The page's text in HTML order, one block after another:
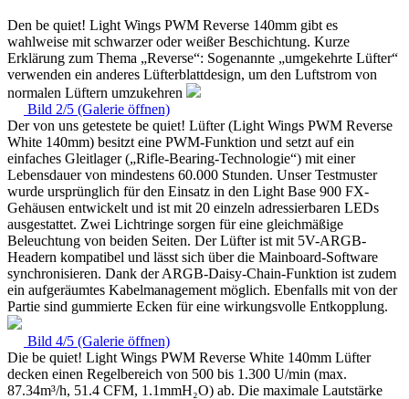
Den be quiet! Light Wings PWM Reverse 140mm gibt es
wahlweise mit schwarzer oder weißer Beschichtung. Kurze
Erklärung zum Thema „Reverse“: Sogenannte „umgekehrte Lüfter“
verwenden ein anderes Lüfterblattdesign, um den Luftstrom von
normalen Lüftern umzukehren
Bild 2/5 (Galerie öffnen)
Der von uns getestete be quiet! Lüfter (Light Wings PWM Reverse
White 140mm) besitzt eine PWM-Funktion und setzt auf ein
einfaches Gleitlager („Rifle-Bearing-Technologie“) mit einer
Lebensdauer von mindestens 60.000 Stunden. Unser Testmuster
wurde ursprünglich für den Einsatz in den Light Base 900 FX-
Gehäusen entwickelt und ist mit 20 einzeln adressierbaren LEDs
ausgestattet. Zwei Lichtringe sorgen für eine gleichmäßige
Beleuchtung von beiden Seiten. Der Lüfter ist mit 5V-ARGB-
Headern kompatibel und lässt sich über die Mainboard-Software
synchronisieren. Dank der ARGB-Daisy-Chain-Funktion ist zudem
ein aufgeräumtes Kabelmanagement möglich. Ebenfalls mit von der
Partie sind gummierte Ecken für eine wirkungsvolle Entkopplung.
Bild 4/5 (Galerie öffnen)
Die be quiet! Light Wings PWM Reverse White 140mm Lüfter
decken einen Regelbereich von 500 bis 1.300 U/min (max.
87.34m³/h, 51.4 CFM, 1.1mmH₂O) ab. Die maximale Lautstärke